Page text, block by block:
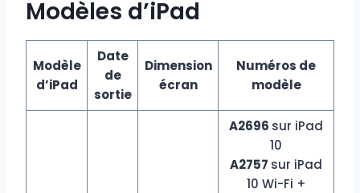
Modèles d’iPad
Modèle
d’iPad
Date
de
sortie
Dimension
écran
Numéros de
modèle
A2696 sur iPad
10
A2757 sur iPad
10 Wi-Fi +